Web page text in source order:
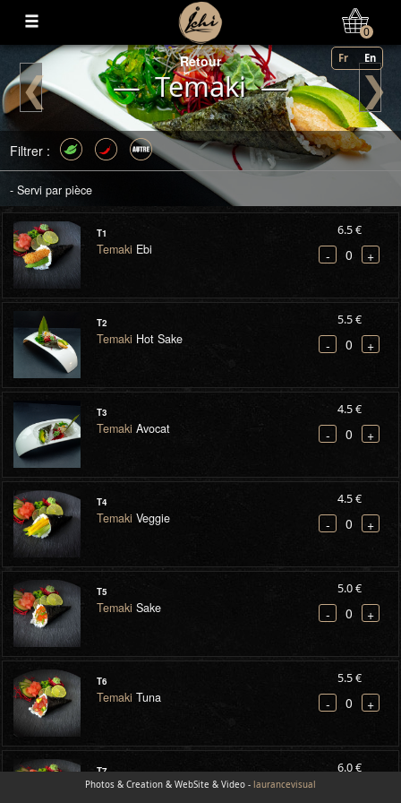
Mon Compte
0
Fr En
Retour
— Temaki —
❮ ❯
Filtrer :
- Servi par pièce
T1
Temaki Ebi
6.5 €
- 0 +
T2
Temaki Hot Sake
5.5 €
- 0 +
T3
Temaki Avocat
4.5 €
- 0 +
T4
Temaki Veggie
4.5 €
- 0 +
T5
Temaki Sake
5.0 €
- 0 +
T6
Temaki Tuna
5.5 €
- 0 +
T7
TemakiSpicy tuna
6.0 €
Photos & Creation & WebSite & Video - laurancevisual